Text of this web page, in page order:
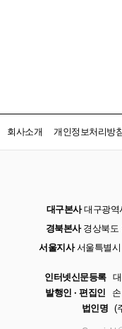
회사소개 개인정보처리방
대구본사대구광역
경북본사경상북도
서울지사서울특별시
인터넷신문등록
발행인 · 편집인
법인명 (